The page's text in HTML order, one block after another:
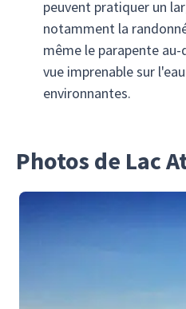
peuvent pratiquer un
notamment la
même le parapente
vue imprenable sur
environnantes.
Photos de Lac